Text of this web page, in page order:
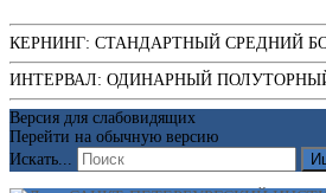
КЕРНИНГ: СТАНДАРТНЫЙ СРЕДНИЙ
ИНТЕРВАЛ: ОДИНАРНЫЙ
Версия для слабовидящих
Перейти на обычную версию
Искать...